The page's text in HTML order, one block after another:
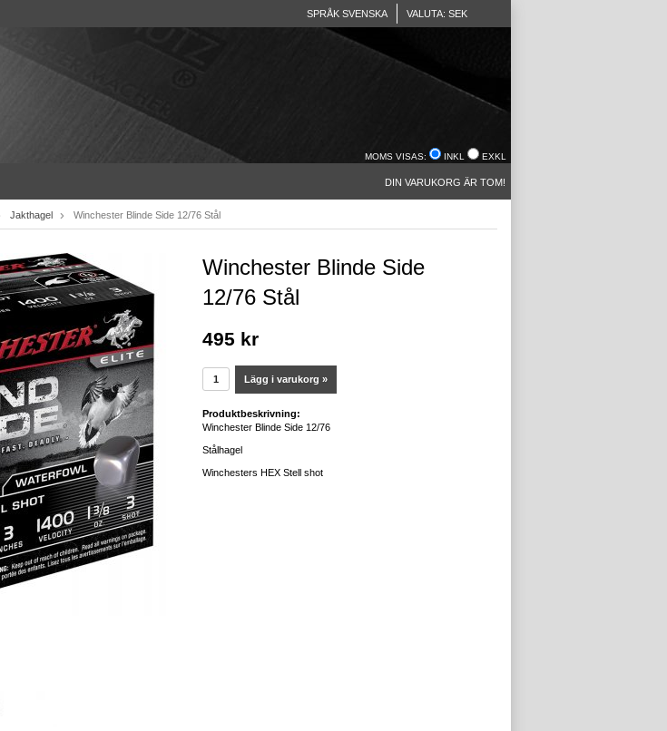
SPRÅK SVENSKA VALUTA: SEK
MOMS VISAS: INKL EXKL
DIN VARUKORG ÄR TOM!
Jakthagel Winchester Blinde Side 12/76 Stål
Winchester Blinde Side
12/76 Stål
495 kr
Lägg i varukorg »
Produktbeskrivning:
Winchester Blinde Side 12/76
Stålhagel
Winchesters HEX Stell shot